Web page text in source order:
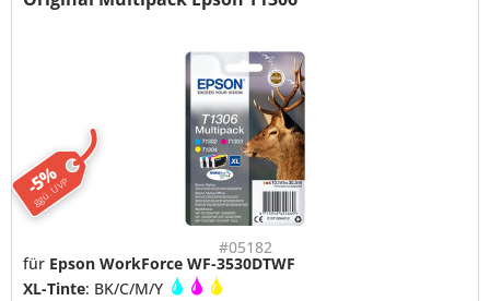
-5%
ggü. UVP
#05182
für Epson WorkForce WF-3530DTWF
XL-Tinte: BK/C/M/Y